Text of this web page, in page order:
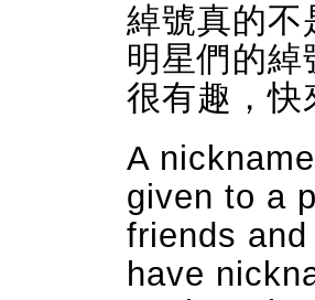
綽號真的不
明星們的
很有趣，快
A
given to a
friends
have